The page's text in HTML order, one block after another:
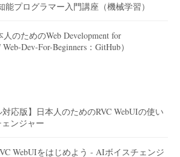
能プログラマー入門講座（機械学習）
人のためのWeb Development for
Dev-For-Beginners：GitHub）
対応版】日本人のためのRVC WebUIの使い
ンジャー
WebUIをはじめよう - AIボイスチェンジ